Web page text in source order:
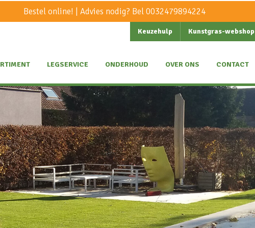
Bestel online! | Advies nodig? Bel0032479894224
Keuzehulp Kunstgras-webshop
LEGSERVICE ONDERHOUD OVER ONS CONTACT